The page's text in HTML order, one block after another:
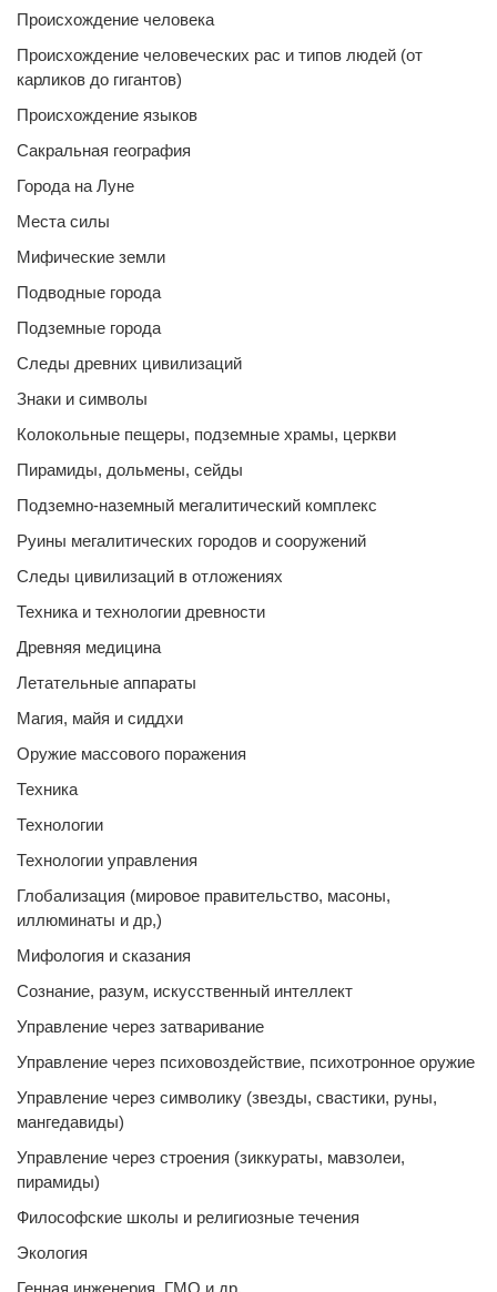
Происхождение человека
Происхождение человеческих рас и типов людей (от
карликов до гигантов)
Происхождение языков
Сакральная география
Города на Луне
Места силы
Мифические земли
Подводные города
Подземные города
Следы древних цивилизаций
Знаки и символы
Колокольные пещеры, подземные храмы, церкви
Пирамиды, дольмены, сейды
Подземно-наземный мегалитический комплекс
Руины мегалитических городов и сооружений
Следы цивилизаций в отложениях
Техника и технологии древности
Древняя медицина
Летательные аппараты
Магия, майя и сиддхи
Оружие массового поражения
Техника
Технологии
Технологии управления
Глобализация (мировое правительство, масоны,
иллюминаты и др,)
Мифология и сказания
Сознание, разум, искусственный интеллект
Управление через затваривание
Управление через психовоздействие, психотронное оружие
Управление через символику (звезды, свастики, руны,
мангедавиды)
Управление через строения (зиккураты, мавзолеи,
пирамиды)
Философские школы и религиозные течения
Экология
Генная инженерия, ГМО и др.